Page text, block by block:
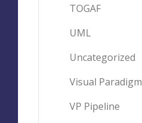
TOGAF
UML
Uncategorized
Visual Paradigm
VP Pipeline